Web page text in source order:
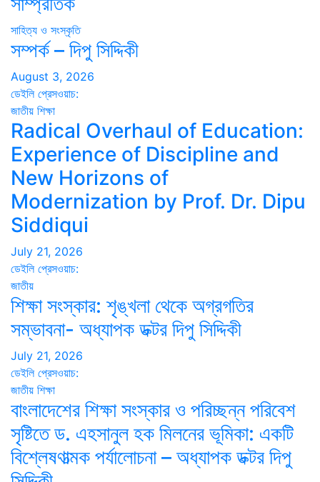
সাহিত্য ও সংস্কৃতি
সম্পর্ক – দিপু সিদ্দিকী
August 3, 2026
ডেইলি প্রেসওয়াচ:
জাতীয় শিক্ষা
Radical Overhaul of Education:
Experience of Discipline and
New Horizons of
Modernization by Prof. Dr. Dipu
Siddiqui
July 21, 2026
ডেইলি প্রেসওয়াচ:
জাতীয়
শিক্ষা সংস্কার: শৃঙ্খলা থেকে অগ্রগতির
সম্ভাবনা- অধ্যাপক ডক্টর দিপু সিদ্দিকী
July 21, 2026
ডেইলি প্রেসওয়াচ:
জাতীয় শিক্ষা
বাংলাদেশের শিক্ষা সংস্কার ও পরিচ্ছন্ন পরিবেশ
সৃষ্টিতে ড. এহসানুল হক মিলনের ভূমিকা: একটি
বিশ্লেষণাত্মক পর্যালোচনা – অধ্যাপক ডক্টর দিপু